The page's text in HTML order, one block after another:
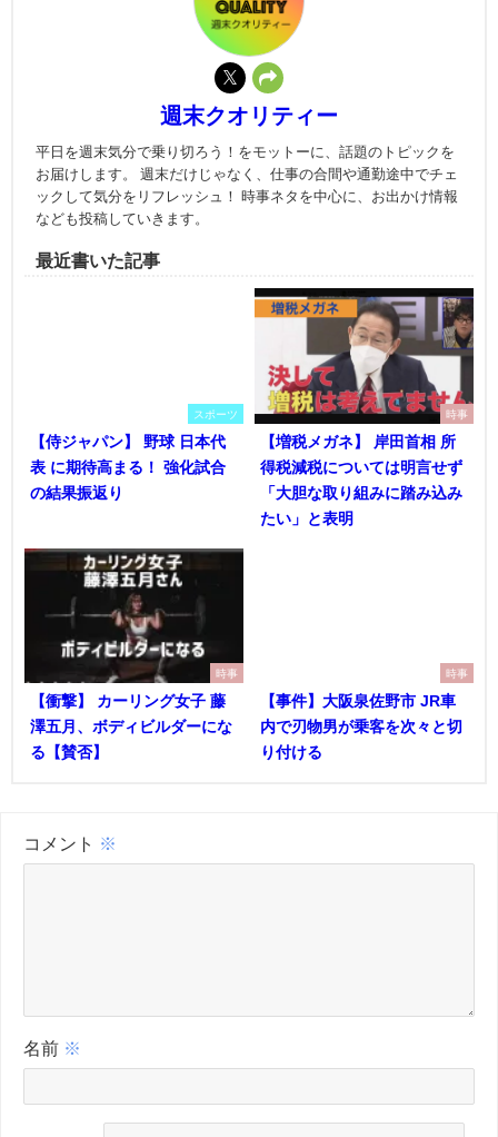
週末クオリティー
平日を週末気分で乗り切ろう！をモットーに、話題のトピックを
お届けします。 週末だけじゃなく、仕事の合間や通勤途中でチェ
ックして気分をリフレッシュ！ 時事ネタを中心に、お出かけ情報
なども投稿していきます。
最近書いた記事
スポーツ
【侍ジャパン】 野球 日本代
表 に期待高まる！ 強化試合
の結果振返り
時事
【増税メガネ】 岸田首相 所
得税減税については明言せず
「大胆な取り組みに踏み込み
たい」と表明
時事
【衝撃】 カーリング女子 藤
澤五月、ボディビルダーにな
る【賛否】
時事
【事件】大阪泉佐野市 JR車
内で刃物男が乗客を次々と切
り付ける
コメント ※
名前 ※